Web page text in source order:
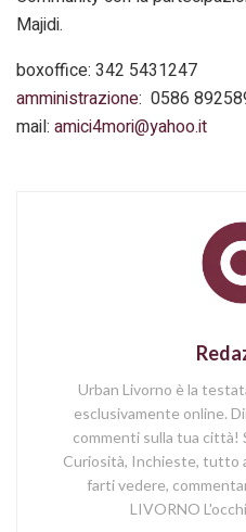
Majidi.
boxoffice: 342 5431247
amministrazione: 0586
mail: amici4mori@yahoo.it
Urban Livorno è la
esclusivamente online.
commenti sulla tua città!
Curiosità, Inchieste, tutto
farti vedere,
LIVORNO